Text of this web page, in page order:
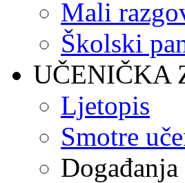
Mali
Školski
UČENIČKA
Ljetopis
Smotre
Događanja